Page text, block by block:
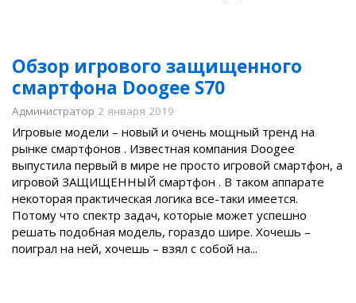
Обзор игрового защищенного
смартфона Doogee S70
Администратор 2 января 2019
Игровые модели – новый и очень мощный тренд на
рынке смартфонов . Известная компания Doogee
выпустила первый в мире не просто игровой смартфон, а
игровой ЗАЩИЩЕННЫЙ смартфон . В таком аппарате
некоторая практическая логика все-таки имеется.
Потому что спектр задач, которые может успешно
решать подобная модель, гораздо шире. Хочешь –
поиграл на ней, хочешь – взял с собой на...